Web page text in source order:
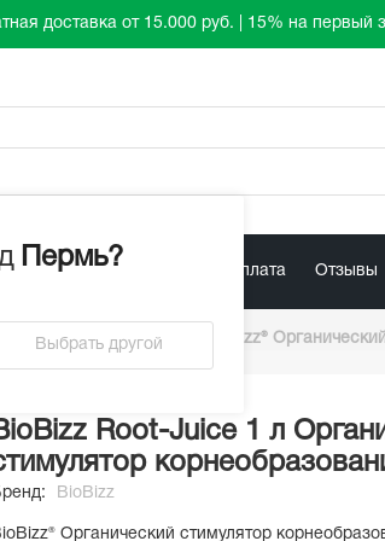
доставка от 15.000 руб. | 15% на первый
Пермь?
Выбрать другой
Акции Доставка / Оплата Отзывы
BioBizz BioBizz®
Root-Juice 1 л
BioBizz
Органический стимулятор